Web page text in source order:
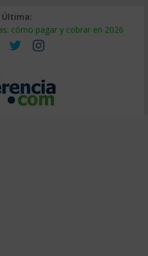
Última:
cómo pagar y cobrar en 2026
y por qué sale tan caro
cómo auditarla a tiempo
de suministro: qué hacer
cómo segmentarlo y venderle